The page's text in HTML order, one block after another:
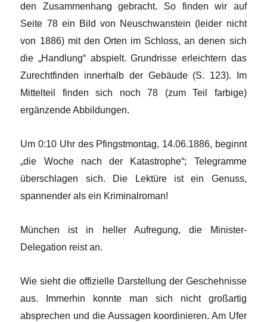
den Zusammenhang gebracht. So finden wir auf
Seite 78 ein Bild von Neuschwanstein (leider nicht
von 1886) mit den Orten im Schloss, an denen sich
die „Handlung“ abspielt. Grundrisse erleichtern das
Zurechtfinden innerhalb der Gebäude (S. 123). Im
Mittelteil finden sich noch 78 (zum Teil farbige)
ergänzende Abbildungen.
Um 0:10 Uhr des Pfingstmontag, 14.06.1886, beginnt
„die Woche nach der Katastrophe“; Telegramme
überschlagen sich. Die Lektüre ist ein Genuss,
spannender als ein Kriminalroman!
München ist in heller Aufregung, die Minister-
Delegation reist an.
Wie sieht die offizielle Darstellung der Geschehnisse
aus. Immerhin konnte man sich nicht großartig
absprechen und die Aussagen koordinieren. Am Ufer